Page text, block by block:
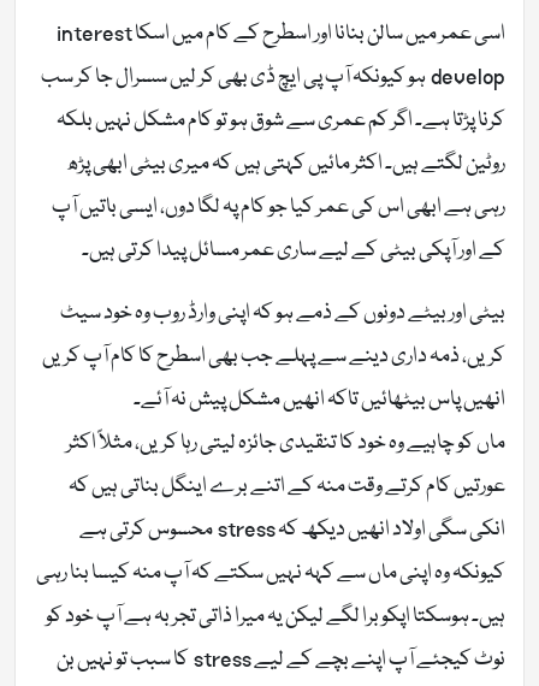
اسی عمر میں سالن بنانا اور اسطرح کے کام میں اسکا interest
develop ہو کیونکہ آپ پی ایچ ڈی بھی کر لیں سسرال جا کر سب
کرنا پڑتا ہے۔ اگر کم عمری سے شوق ہو تو کام مشکل نہیں بلکہ
روٹین لگتے ہیں۔ اکثر مائیں کہتی ہیں کہ میری بیٹی ابھی پڑھ
رہی ہے ابھی اس کی عمر کیا جو کام پہ لگا دوں، ایسی باتیں آپ
کے اور آپکی بیٹی کے لیے ساری عمر مسائل پیدا کرتی ہیں۔
بیٹی اور بیٹے دونوں کے ذمے ہو کہ اپنی وارڈ روب وہ خود سیٹ
کریں، ذمہ داری دینے سے پہلے جب بھی اسطرح کا کام آپ کریں
انھیں پاس بیٹھائیں تاکہ انھیں مشکل پیش نہ آئے۔
ماں کو چاہیے وہ خود کا تنقیدی جائزہ لیتی رہا کریں، مثلاً اکثر
عورتیں کام کرتے وقت منہ کے اتنے برے اینگل بناتی ہیں کہ
انکی سگی اولاد انھیں دیکھ کہ stress محسوس کرتی ہے
کیونکہ وہ اپنی ماں سے کہہ نہیں سکتے کہ آپ منہ کیسا بنا رہی
ہیں۔ ہوسکتا اپکو برا لگے لیکن یہ میرا ذاتی تجربہ ہے آپ خود کو
نوٹ کیجئے آپ اپنے بچے کے لیے stress کا سبب تو نہیں بن